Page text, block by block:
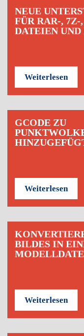
NEUE
FÜR RAR-, 7Z-
DATEIEN
Weiterlesen
GCODE ZU
Weiterlesen
BILDES IN
Weiterlesen